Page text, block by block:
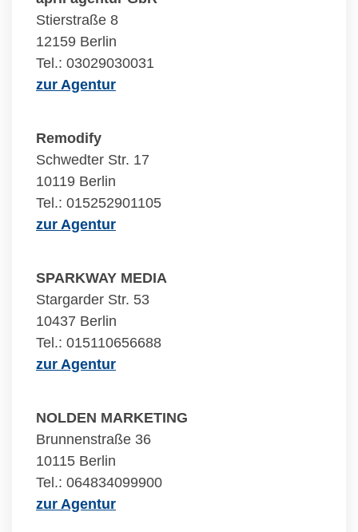
Stierstraße 8
12159 Berlin
Tel.: 03029030031
zur Agentur
Remodify
Schwedter Str. 17
10119 Berlin
Tel.: 015252901105
zur Agentur
SPARKWAY MEDIA
Stargarder Str. 53
10437 Berlin
Tel.: 015110656688
zur Agentur
NOLDEN MARKETING
Brunnenstraße 36
10115 Berlin
Tel.: 064834099900
zur Agentur